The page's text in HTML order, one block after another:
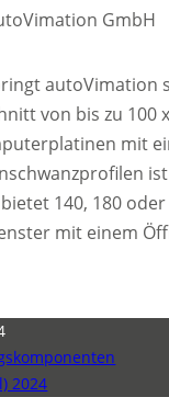
GmbH
autoVimation
von bis zu 100
mit
140, 180
mit einem
2024